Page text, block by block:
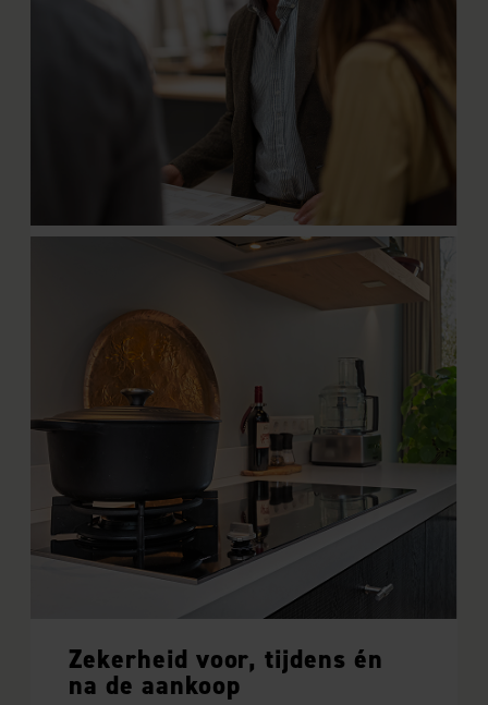
Zekerheid voor, tijdens én
na de aankoop